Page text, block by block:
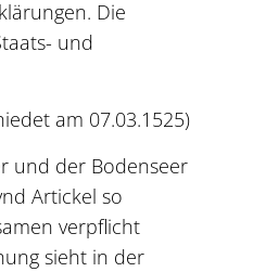
Die
und
am 07.03.1525)
und der Bodenseer
Artickel so
verpflicht
sieht in der